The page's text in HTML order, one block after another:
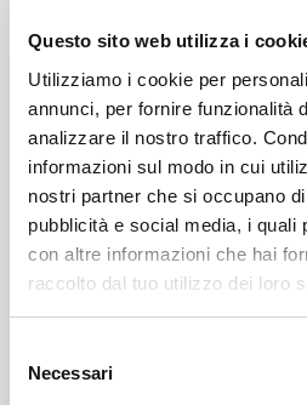
Questo sito web utilizza i
Utilizziamo i cookie per
annunci, per fornire funzionalità
analizzare il nostro traffico.
informazioni sul modo in cui
nostri partner che si occupano
pubblicità e social media, i quali
con altre informazioni che hai
raccolto dal tuo utilizzo dei loro
delNecessari
Leggi il necrologio qui:
https://
zapelli-ved-murada/